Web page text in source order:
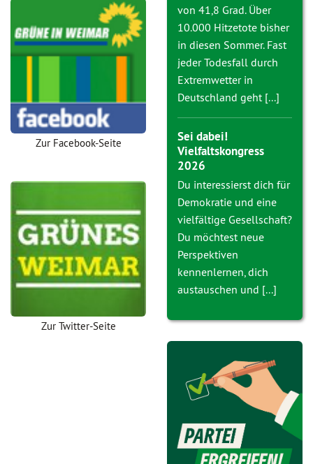
Zur Facebook-Seite
Zur Twitter-Seite
von 41,8 Grad. Über
10.000 Hitzetote bisher
in diesen Sommer. Fast
jeder Todesfall durch
Extremwetter in
Deutschland geht [...]
Sei dabei!
Vielfaltskongress
2026
Du interessierst dich für
Demokratie und eine
vielfältige Gesellschaft?
Du möchtest neue
Perspektiven
kennenlernen, dich
austauschen und [...]